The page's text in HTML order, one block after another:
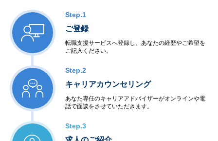
Step.1
ご登録
転職支援サービスへ登録し、あなたの経歴やご希望を
ご記入ください。
Step.2
キャリアカウンセリング
あなた専任のキャリアアドバイザーがオンラインや電
話で面談をさせていただきます。
Step.3